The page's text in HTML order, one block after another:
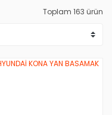
Toplam 163 ürün